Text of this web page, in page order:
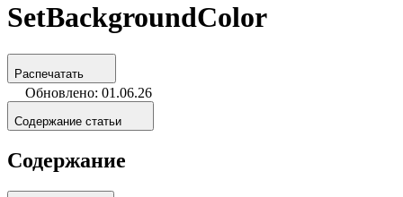
SetBackgroundColor
Распечатать
Обновлено: 01.06.26
Содержание статьи
Содержание